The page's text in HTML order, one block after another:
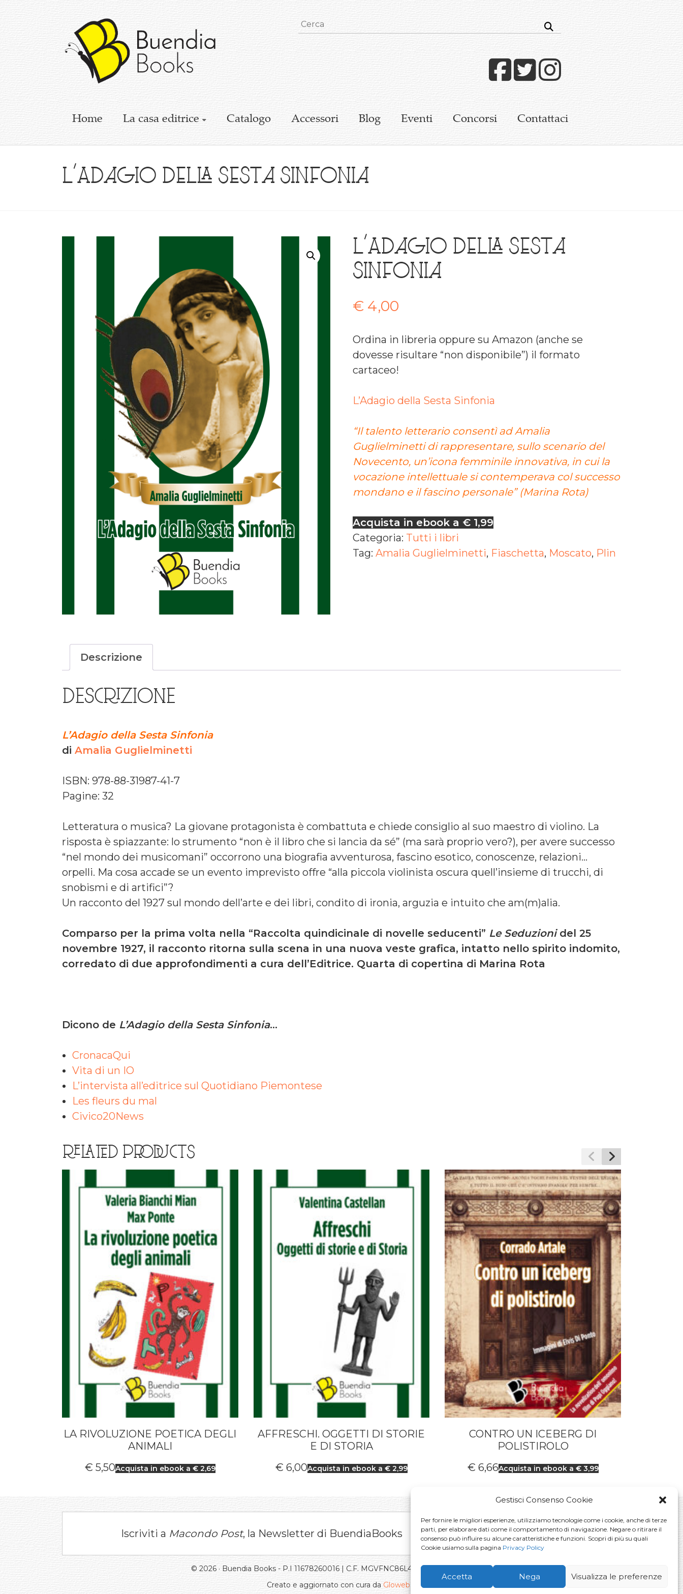
Gestisci Consenso Cookie
Per fornire le migliori esperienze, utilizziamo tecnologie come i cookie, anche di terze
parti, per elaborare dati come il comportamento di navigazione. Negare o ritirare il
consenso può influire su alcune caratteristiche e funzioni. Scopri di più su quali
Cookie usiamo sulla pagina Privacy Policy
Accetta Nega Visualizza le preferenze
Buendia
Books
Facebook
Twitter
Home La casa editrice Catalogo Accessori Blog Eventi Concorsi Contattaci
L’Adagio della Sesta Sinfonia
L’Adagio della Sesta
Sinfonia
€ 4,00
Ordina in libreria oppure su Amazon (anche se
dovesse risultare “non disponibile”) il formato
cartaceo!
L’Adagio della Sesta Sinfonia
“Il talento letterario consentì ad Amalia
Guglielminetti di rappresentare, sullo scenario del
Novecento, un’icona femminile innovativa, in cui la
vocazione intellettuale si contemperava col successo
mondano e il fascino personale” (Marina Rota)
Acquista in ebook a € 1,99
Categoria: Tutti i libri
Tag: Amalia Guglielminetti, Fiaschetta, Moscato, Plin
Descrizione
DESCRIZIONE
L’Adagio della Sesta Sinfonia
di Amalia Guglielminetti
ISBN: 978-88-31987-41-7
Pagine: 32
Letteratura o musica? La giovane protagonista è combattuta e chiede consiglio al suo maestro di violino. La
risposta è spiazzante: lo strumento “non è il libro che si lancia da sé” (ma sarà proprio vero?), per avere successo
“nel mondo dei musicomani” occorrono una biografia avventurosa, fascino esotico, conoscenze, relazioni…
orpelli. Ma cosa accade se un evento imprevisto offre “alla piccola violinista oscura quell’insieme di trucchi, di
snobismi e di artifici”?
Un racconto del 1927 sul mondo dell’arte e dei libri, condito di ironia, arguzia e intuito che am(m)alia.
Comparso per la prima volta nella “Raccolta quindicinale di novelle seducenti” Le Seduzionidel 25
novembre 1927, il racconto ritorna sulla scena in una nuova veste grafica, intatto nello spirito indomito,
corredato di due approfondimenti a cura dell’Editrice. Quarta di copertina di Marina Rota
Dicono de L’Adagio della Sesta Sinfonia…
CronacaQui
Vita di un IO
L’intervista all’editrice sul Quotidiano Piemontese
Les fleurs du mal
Civico20News
RELATED PRODUCTS
LA RIVOLUZIONE POETICA DEGLI
ANIMALI
€ 5,50Acquista in ebook a € 2,69
AFFRESCHI. OGGETTI DI STORIE
E DI STORIA
€ 6,00Acquista in ebook a € 2,99
CONTRO UN ICEBERG DI
POLISTIROLO
€ 6,66Acquista in ebook a € 3,99
Iscriviti a Macondo Post, la Newsletter di BuendiaBooks La voglio!
© 2026 · Buendia Books - P.I 11678260016 | C.F. MGVFNC86L43L219J |
Privacy Policy
Creato e aggiornato con cura da Gloweb.it